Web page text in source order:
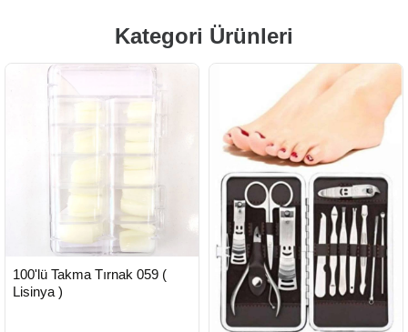
Kategori Ürünleri
TESLİMAT
100'lü Takma Tırnak 059 (
Lisinya )